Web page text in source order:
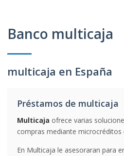
Banco multicaja
multicaja en España
Préstamos de multicaja
Multicaja ofrece varias
compras mediante
En Multicaja le asesoraran para